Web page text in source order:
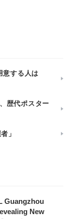
する人は
歴代ポスター
」
Guangzhou
New